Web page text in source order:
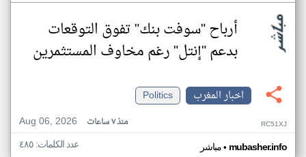
أرباح "سوفت بنك" تفوق التوقعات
بدعم "إنتل" رغم مخاوف المستثمرين
اخبار المغرب
Politics
Aug 06, 2026
منذ ٧ ساعات RC51XJ
مباشر• mubasher.info عدد الكلمات: ٤٨٥